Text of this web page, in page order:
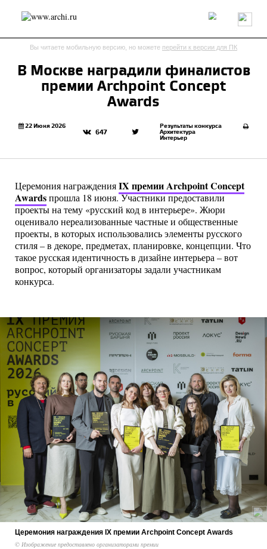
Россия Мир Технологии Интерьер Пресса
Архитекторы
send.project Анонсы конкурсов
Обзор
Объект
Результаты конкурса
Архитектура
Эко
Вы читаете мобильную версию, но можете перейти к версии для ПК
В Москве наградили финалистов
премии Archpoint Concept
Awards
22 Июня 2026
647
Результаты конкурса
Архитектура
Интерьер
Церемония награжденияIX премии Archpoint Concept
Awardsпрошла 18 июня. Участники предоставили
проекты на тему «русский код в интерьере». Жюри
оценивало нереализованные частные и общественные
проекты, в которых использовались элементы русского
стиля – в декоре, предметах, планировке, концепции. Что
такое русская идентичность в дизайне интерьера – вот
вопрос, который организаторы задали участникам
конкурса.
Церемония награждения IX премии Archpoint Concept Awards
© Изображение предоставлено организаторами премии